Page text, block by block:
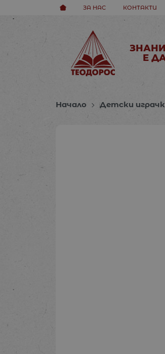
ЗА НАС КОНТАКТИ
Е
Начало Детски